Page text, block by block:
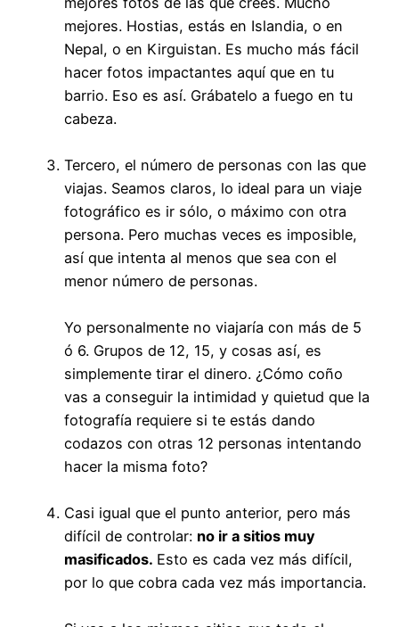
mejores. Hostias, estás en Islandia, o en
Nepal, o en Kirguistan. Es mucho más fácil
hacer fotos impactantes aquí que en tu
barrio. Eso es así. Grábatelo a fuego en tu
cabeza.
Tercero, el número de personas con las que
viajas. Seamos claros, lo ideal para un viaje
fotográfico es ir sólo, o máximo con otra
persona. Pero muchas veces es imposible,
así que intenta al menos que sea con el
menor número de personas.
Yo personalmente no viajaría con más de 5
ó 6. Grupos de 12, 15, y cosas así, es
simplemente tirar el dinero. ¿Cómo coño
vas a conseguir la intimidad y quietud que la
fotografía requiere si te estás dando
codazos con otras 12 personas intentando
hacer la misma foto?
Casi igual que el punto anterior, pero más
difícil de controlar: no ir a sitios muy
masificados. Esto es cada vez más difícil,
por lo que cobra cada vez más importancia.